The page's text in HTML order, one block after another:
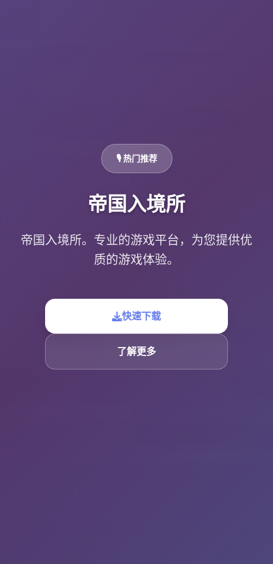
🎙️ 热门推荐
帝国入境所
帝国入境所。专业的游戏平台，为您提供优
质的游戏体验。
快速下载
了解更多